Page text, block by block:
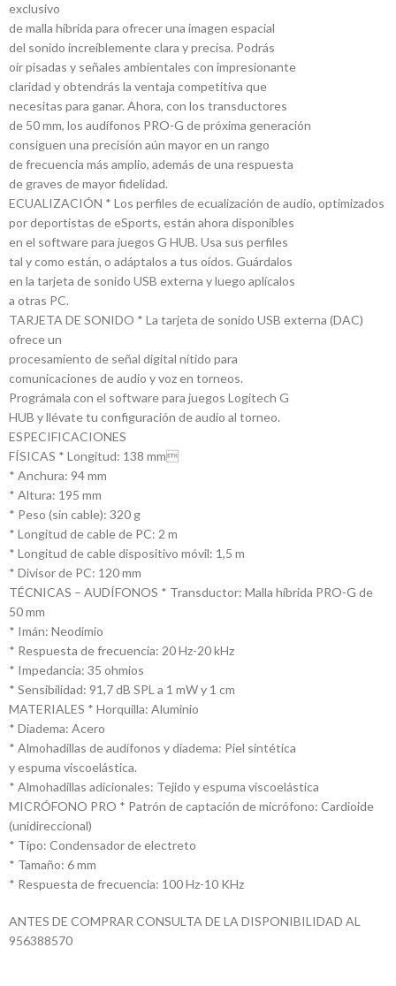
exclusivo
de malla híbrida para ofrecer una imagen espacial
del sonido increíblemente clara y precisa. Podrás
oír pisadas y señales ambientales con impresionante
claridad y obtendrás la ventaja competitiva que
necesitas para ganar. Ahora, con los transductores
de 50 mm, los audífonos PRO-G de próxima generación
consiguen una precisión aún mayor en un rango
de frecuencia más amplio, además de una respuesta
de graves de mayor fidelidad.
ECUALIZACIÓN * Los perfiles de ecualización de audio, optimizados
por deportistas de eSports, están ahora disponibles
en el software para juegos G HUB. Usa sus perfiles
tal y como están, o adáptalos a tus oídos. Guárdalos
en la tarjeta de sonido USB externa y luego aplícalos
a otras PC.
TARJETA DE SONIDO * La tarjeta de sonido USB externa (DAC)
ofrece un
procesamiento de señal digital nítido para
comunicaciones de audio y voz en torneos.
Prográmala con el software para juegos Logitech G
HUB y llévate tu configuración de audio al torneo.
ESPECIFICACIONES
FÍSICAS * Longitud: 138 mm
* Anchura: 94 mm
* Altura: 195 mm
* Peso (sin cable): 320 g
* Longitud de cable de PC: 2 m
* Longitud de cable dispositivo móvil: 1,5 m
* Divisor de PC: 120 mm
TÉCNICAS – AUDÍFONOS * Transductor: Malla híbrida PRO-G de
50 mm
* Imán: Neodimio
* Respuesta de frecuencia: 20 Hz-20 kHz
* Impedancia: 35 ohmios
* Sensibilidad: 91,7 dB SPL a 1 mW y 1 cm
MATERIALES * Horquilla: Aluminio
* Diadema: Acero
* Almohadillas de audífonos y diadema: Piel sintética
y espuma viscoelástica.
* Almohadillas adicionales: Tejido y espuma viscoelástica
MICRÓFONO PRO * Patrón de captación de micrófono: Cardioide
(unidireccional)
* Tipo: Condensador de electreto
* Tamaño: 6 mm
* Respuesta de frecuencia: 100 Hz-10 KHz
ANTES DE COMPRAR CONSULTA DE LA DISPONIBILIDAD AL
956388570